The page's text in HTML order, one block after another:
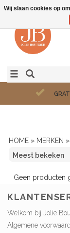
HOME » MERKEN »
Geen producten
Welkom bij Jolie
Algemene
Wij slaan cookies op